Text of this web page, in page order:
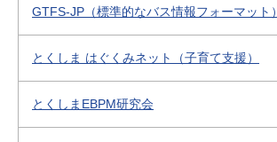
GTFS-JP（標準的なバス情報フォーマット）
とくしま はぐくみネット（子育て支援）
とくしまEBPM研究会